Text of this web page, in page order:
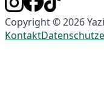
Copyright © 2026
Kontakt